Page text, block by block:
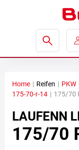
Home | Reifen | PKW
175-70-r-14 | 175/70
LAUFENN
175/70